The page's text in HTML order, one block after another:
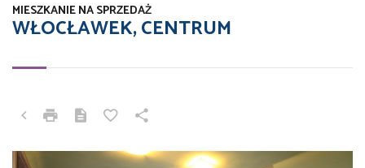
WŁOCŁAWEK, CENTRUM
MIESZKANIE NA SPRZEDAŻ